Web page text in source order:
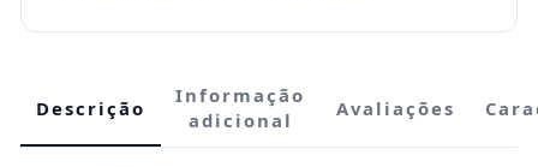
Descrição
Informação
adicional
Avaliações